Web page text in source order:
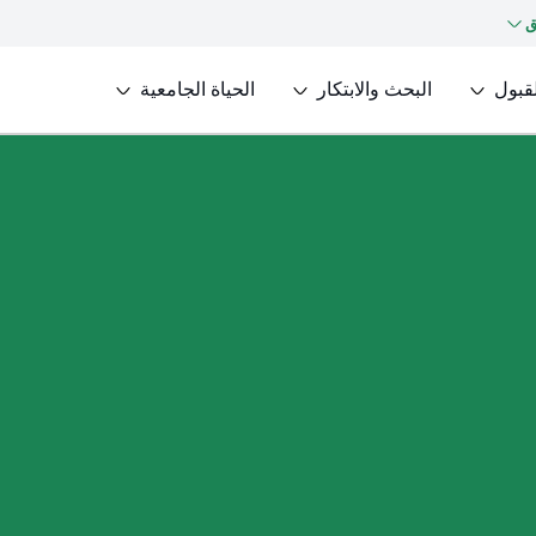
البحث والابتكار الحياة الجامعية